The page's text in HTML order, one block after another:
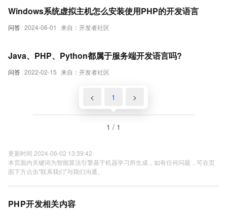
问答 2024-06-01 来自：开发者社区
Windows系统虚拟主机怎么安装使用PHP的开发语言
问答 2022-02-15 来自：开发者社区
Java、PHP、Python都属于服务端开发语言吗?
< 1 >
1 / 1
更新时间 2024-06-02 13:39:42
本页面内关键词为智能算法引擎基于机器学习所生成，如有任何问题，可在页
面下方点击"联系我们"与我们沟通。
PHP开发相关内容